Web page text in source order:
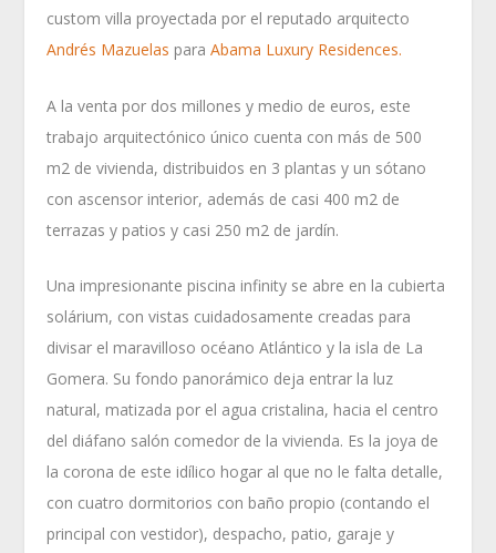
custom villa proyectada por el reputado arquitecto
Andrés Mazuelas paraAbama Luxury Residences.
A la venta por dos millones y medio de euros, este
trabajo arquitectónico único cuenta con más de 500
m2 de vivienda, distribuidos en 3 plantas y un sótano
con ascensor interior, además de casi 400 m2 de
terrazas y patios y casi 250 m2 de jardín.
Una impresionante piscina infinity se abre en la cubierta
solárium, con vistas cuidadosamente creadas para
divisar el maravilloso océano Atlántico y la isla de La
Gomera. Su fondo panorámico deja entrar la luz
natural, matizada por el agua cristalina, hacia el centro
del diáfano salón comedor de la vivienda. Es la joya de
la corona de este idílico hogar al que no le falta detalle,
con cuatro dormitorios con baño propio (contando el
principal con vestidor), despacho, patio, garaje y